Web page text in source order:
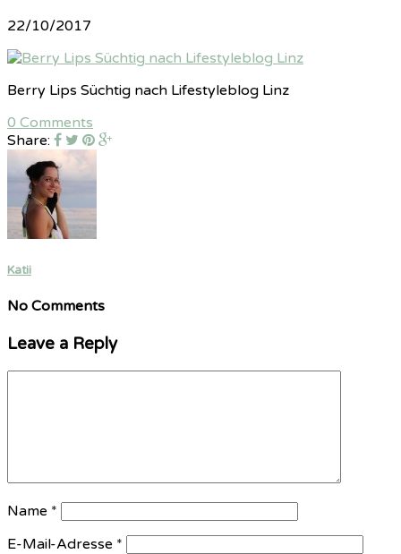
22/10/2017
Berry Lips Süchtig nach Lifestyleblog Linz
0 Comments
Share:
Katii
No Comments
Leave a Reply
Name *
E-Mail-Adresse *